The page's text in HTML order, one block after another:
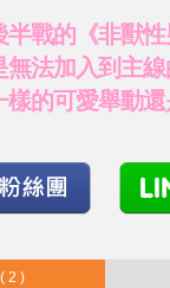
戰的《非獸
無法加入到主
的可愛舉動
( 2 )